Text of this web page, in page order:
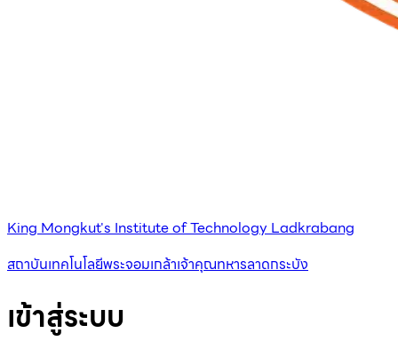
King Mongkut's Institute of Technology Ladkrabang
สถาบันเทคโนโลยีพระจอมเกล้าเจ้าคุณทหารลาดกระบัง
เข้าสู่ระบบ